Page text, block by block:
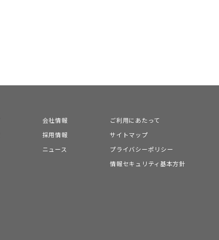
会社情報
採用情報
ニュース
ご利用にあたって
サイトマップ
プライバシーポリシー
情報セキュリティ基本方針